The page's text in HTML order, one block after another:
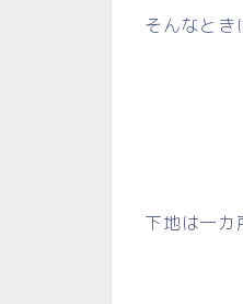
そんなとき
下地は一カ